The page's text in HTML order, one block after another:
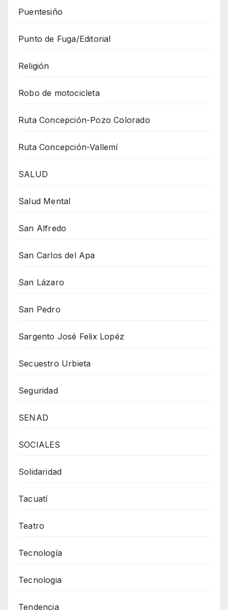
Puentesiño
Punto de Fuga/Editorial
Religión
Robo de motocicleta
Ruta Concepción-Pozo Colorado
Ruta Concepción-Vallemí
SALUD
Salud Mental
San Alfredo
San Carlos del Apa
San Lázaro
San Pedro
Sargento José Felix Lopéz
Secuestro Urbieta
Seguridad
SENAD
SOCIALES
Solidaridad
Tacuatí
Teatro
Tecnología
Tecnologia
Tendencia